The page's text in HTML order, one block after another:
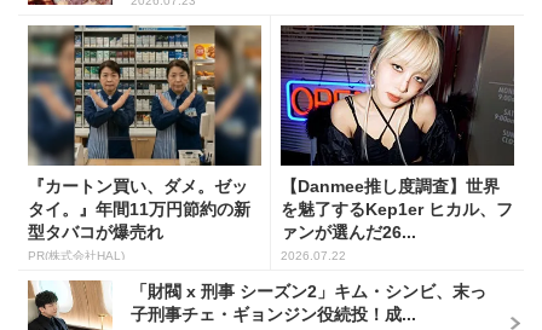
『カートン買い、ダメ。ゼッ
タイ。』年間11万円節約の新
型タバコが爆売れ
PR(株式会社HAL)
【Danmee推し度調査】世界
を魅了するKep1er ヒカル、フ
ァンが選んだ26...
2026.07.22
「財閥 x 刑事 シーズン2」キム・シンビ、末っ
子刑事チェ・ギョンジン役続投！成...